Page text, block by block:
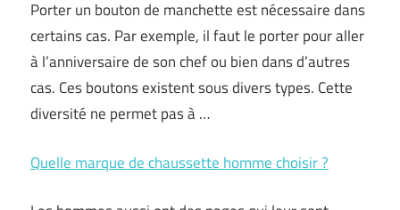
Porter un bouton de manchette est nécessaire dans
certains cas. Par exemple, il faut le porter pour aller
à l’anniversaire de son chef ou bien dans d’autres
cas. Ces boutons existent sous divers types. Cette
diversité ne permet pas à …
Quelle marque de chaussette homme choisir ?